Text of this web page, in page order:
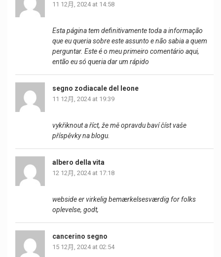
11 12月, 2024 at 14:58
Esta página tem definitivamente toda a informação
que eu queria sobre este assunto e não sabia a quem
perguntar. Este é o meu primeiro comentário aqui,
então eu só queria dar um rápido
segno zodiacale del leone
11 12月, 2024 at 19:39
vykřiknout a říct, že mě opravdu baví číst vaše
příspěvky na blogu.
albero della vita
12 12月, 2024 at 17:18
webside er virkelig bemærkelsesværdig for folks
oplevelse, godt,
cancerino segno
15 12月, 2024 at 02:54